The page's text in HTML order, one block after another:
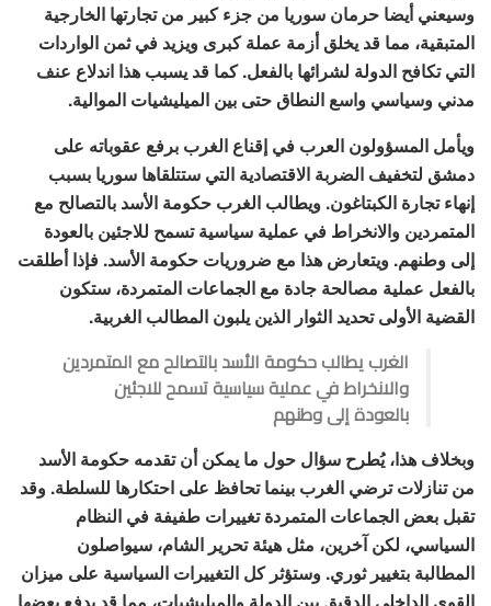
وسيعني أيضا حرمان سوريا من جزء كبير من تجارتها الخارجية
المتبقية، مما قد يخلق أزمة عملة كبرى ويزيد في ثمن الواردات
التي تكافح الدولة لشرائها بالفعل. كما قد يسبب هذا اندلاع عنف
مدني وسياسي واسع النطاق حتى بين الميليشيات الموالية.
ويأمل المسؤولون العرب في إقناع الغرب برفع عقوباته على
دمشق لتخفيف الضربة الاقتصادية التي ستتلقاها سوريا بسبب
إنهاء تجارة الكبتاغون. ويطالب الغرب حكومة الأسد بالتصالح مع
المتمردين والانخراط في عملية سياسية تسمح للاجئين بالعودة
إلى وطنهم. ويتعارض هذا مع ضروريات حكومة الأسد. فإذا أطلقت
بالفعل عملية مصالحة جادة مع الجماعات المتمردة، ستكون
القضية الأولى تحديد الثوار الذين يلبون المطالب الغربية.
الغرب يطالب حكومة الأسد بالتصالح مع المتمردين
والانخراط في عملية سياسية تسمح للاجئين
بالعودة إلى وطنهم
وبخلاف هذا، يُطرح سؤال حول ما يمكن أن تقدمه حكومة الأسد
من تنازلات ترضي الغرب بينما تحافظ على احتكارها للسلطة. وقد
تقبل بعض الجماعات المتمردة تغييرات طفيفة في النظام
السياسي، لكن آخرين، مثل هيئة تحرير الشام، سيواصلون
المطالبة بتغيير ثوري. وستؤثر كل التغييرات السياسية على ميزان
القوى الداخلي الدقيق بين الدولة والميليشيات، مما قد يدفع بعضها